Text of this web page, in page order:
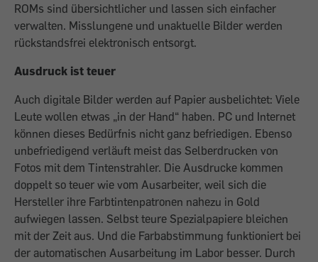
ROMs sind übersichtlicher und lassen sich einfacher
verwalten. Misslungene und unaktuelle Bilder werden
rückstandsfrei elektronisch entsorgt.
Ausdruck ist teuer
Auch digitale Bilder werden auf Papier ausbelichtet: Viele
Leute wollen etwas „in der Hand“ haben. PC und Internet
können dieses Bedürfnis nicht ganz befriedigen. Ebenso
unbefriedigend verläuft meist das Selberdrucken von
Fotos mit dem Tintenstrahler. Die Ausdrucke kommen
doppelt so teuer wie vom Ausarbeiter, weil sich die
Hersteller ihre Farbtintenpatronen nahezu in Gold
aufwiegen lassen. Selbst teure Spezialpapiere bleichen
mit der Zeit aus. Und die Farbabstimmung funktioniert bei
der automatischen Ausarbeitung im Labor besser. Durch